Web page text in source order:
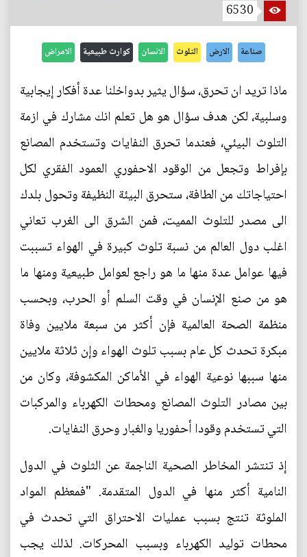
6530
صناعة الارض التلوث الانسان كوارث طبيعية الامراض
ماذا تريد ان تحرق، سؤال يثير بدواخلنا عدة أفكار إيجابية
وسلبية، لكن هدف سؤال هو هل تعلم انك مشارك في ازمة
التلوث البيئي، فعندما تحرق النفايات وتستخدم المصانع
بإفراط وتجعل من الوقود الاحفوري العمود الفقري لكل
احتياجاتك من الطافة، ستحرق البيئة النظيفة وتحول بلدك
الى مصدر للتلوث المميت، فمن الشرق الى الغرب تعاني
اغلب دول العالم من نسبة تلوث كبيرة في الهواء تسببت
فيها عوامل عدة منها ما هو راجع لعوامل طبيعية ومنها ما
هو من صنع الإنسان في وقت السلم أو الحرب، وبحسب
منظمة الصحة العالمية فإن أكثر من سبعة ملايين وفاة
مبكرة تحدث كل عام بسبب تلوث الهواء وإن ثلاثة ملايين
منها سببها نوعية الهواء في الأماكن المكشوفة، وكان من
بين مصادر التلوث المصانع ومحطات الكهرباء والمركبات
التي تستخدم وقودا أحفوريا والغبار وحرق النفايات.
إذ تنتشر المخاطر الصحية الناجمة عن الثلوث في الدول
النامية أكثر منها في الدول المتقدمة. "فمعظم المواد
الملوثة تنتج بسبب عمليات الاحتراق التي تحدث في
محطات توليد الكهرباء وبسبب المحركات. لذلك يجب